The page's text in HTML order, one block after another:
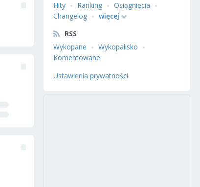
Hity
Ranking
Osiągnięcia
Changelog
więcej
RSS
Wykopane
Wykopalisko
Komentowane
Ustawienia prywatności